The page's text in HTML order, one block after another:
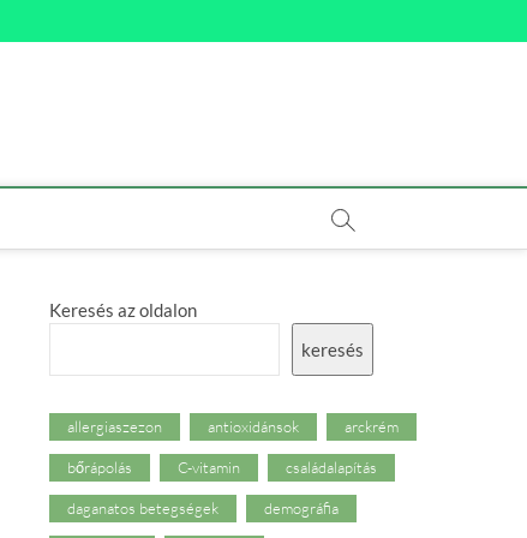
Keresés az oldalon
keresés
allergiaszezon antioxidánsok arckrém
bőrápolás C-vitamin családalapítás
daganatos betegségek demográfia